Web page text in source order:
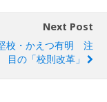
Next Post
校・かえつ有明 注
目の「校則改革」